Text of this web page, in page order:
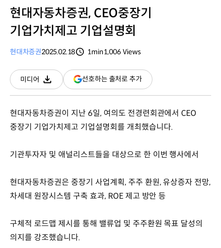
현대자동차증권, CEO중장기
기업가치제고 기업설명회
현대차증권2025.02.18
1min1,006 Views
미디어
다운로드
선호하는 출처로 추가(새
창
현대자동차증권이 지난 6일, 여의도 전경련회관에서 CEO
중장기 기업가치제고 기업설명회를 개최했습니다.
기관투자자 및 애널리스트들을 대상으로 한 이번 행사에서
현대자동차증권은 중장기 사업계획, 주주 환원, 유상증자 전망,
차세대 원장시스템 구축 효과, ROE 제고 방안 등
구체적 로드맵 제시를 통해 밸류업 및 주주환원 목표 달성의
의지를 강조했습니다.